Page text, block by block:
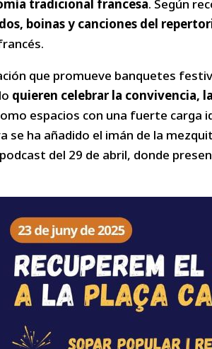
tradicional francesa. Según
boinas y canciones del
que promueve banquetes
quieren celebrar la convivencia,
espacios con una fuerte
se ha añadido el imán de la
del 29 de abril, donde